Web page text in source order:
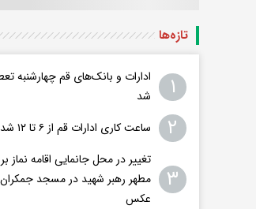
تازه‌ها
۱
ادارات و بانک‌های قم چهارشنبه
شد
۲ ساعت کاری ادارات قم از ۶ تا ۱۲ شد
۳
تغییر در محل جانمایی اقامه نماز
مطهر رهبر شهید در مسجد
عکس